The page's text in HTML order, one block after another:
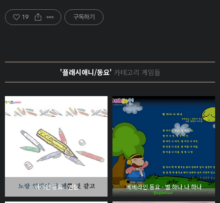
19 구독하기
'플래시애니/동요' 카테고리 게임들
아이런 동요 - 연필 베베라인 동요 - 별 하나 나 하나